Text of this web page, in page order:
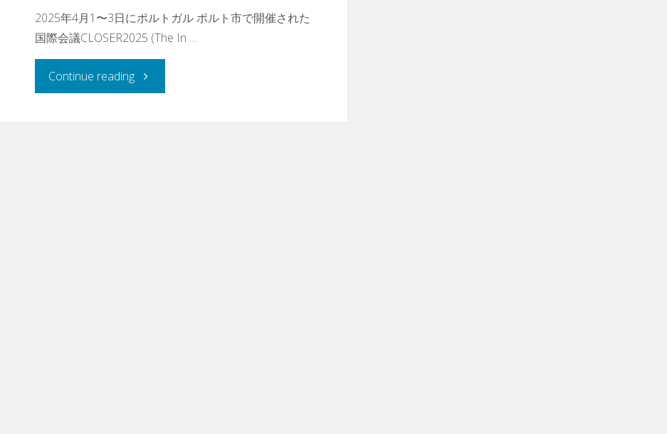
2025年4月1〜3日にポルトガル ポルト市で開催された
国際会議CLOSER2025 (The In …
Continue reading"高